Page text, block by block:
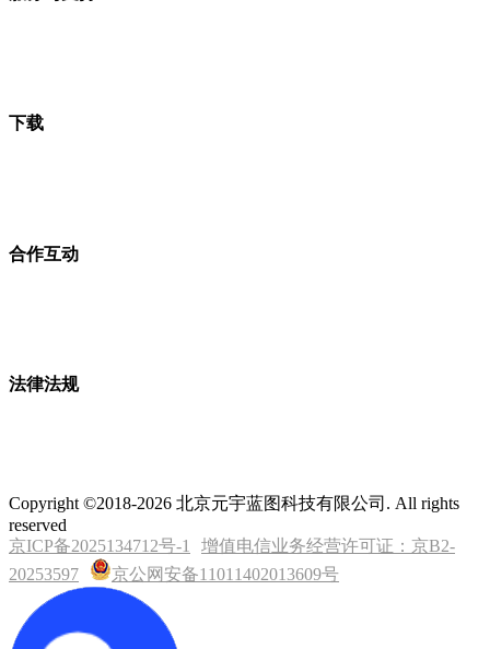
下载
合作互动
法律法规
Copyright ©2018-2026 北京元宇蓝图科技有限公司. All rights
reserved
京ICP备2025134712号-1
增值电信业务经营许可证：京B2-
20253597
京公网安备11011402013609号